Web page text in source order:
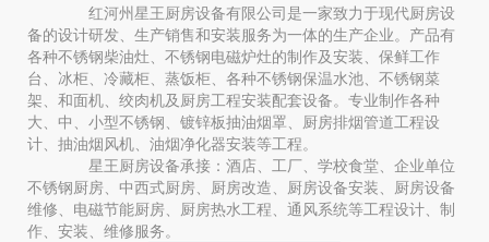
红河州星王厨房设备有限公司是一家致力于现代厨房设
备的设计研发、生产销售和安装服务为一体的生产企业。产品有
各种不锈钢柴油灶、不锈钢电磁炉灶的制作及安装、保鲜工作
台、冰柜、冷藏柜、蒸饭柜、各种不锈钢保温水池、不锈钢菜
架、和面机、绞肉机及厨房工程安装配套设备。专业制作各种
大、中、小型不锈钢、镀锌板抽油烟罩、厨房排烟管道工程设
计、抽油烟风机、油烟净化器安装等工程。
星王厨房设备承接：酒店、工厂、学校食堂、企业单位
不锈钢厨房、中西式厨房、厨房改造、厨房设备安装、厨房设备
维修、电磁节能厨房、厨房热水工程、通风系统等工程设计、制
作、安装、维修服务。